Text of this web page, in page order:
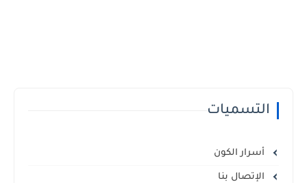
التسميات
أسرار الكون
الإتصال بنا